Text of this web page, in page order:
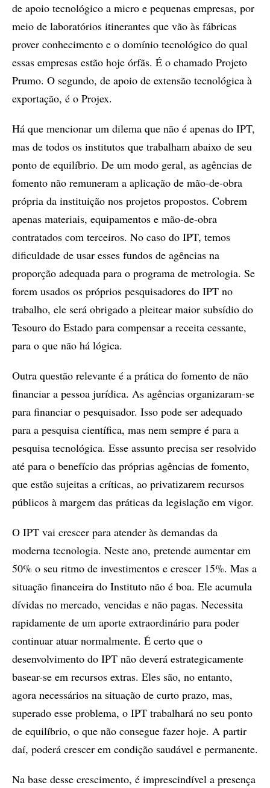
de apoio tecnológico a micro e pequenas empresas, por
meio de laboratórios itinerantes que vão às fábricas
prover conhecimento e o domínio tecnológico do qual
essas empresas estão hoje órfãs. É o chamado Projeto
Prumo. O segundo, de apoio de extensão tecnológica à
exportação, é o Projex.
Há que mencionar um dilema que não é apenas do IPT,
mas de todos os institutos que trabalham abaixo de seu
ponto de equilíbrio. De um modo geral, as agências de
fomento não remuneram a aplicação de mão-de-obra
própria da instituição nos projetos propostos. Cobrem
apenas materiais, equipamentos e mão-de-obra
contratados com terceiros. No caso do IPT, temos
dificuldade de usar esses fundos de agências na
proporção adequada para o programa de metrologia. Se
forem usados os próprios pesquisadores do IPT no
trabalho, ele será obrigado a pleitear maior subsídio do
Tesouro do Estado para compensar a receita cessante,
para o que não há lógica.
Outra questão relevante é a prática do fomento de não
financiar a pessoa jurídica. As agências organizaram-se
para financiar o pesquisador. Isso pode ser adequado
para a pesquisa científica, mas nem sempre é para a
pesquisa tecnológica. Esse assunto precisa ser resolvido
até para o benefício das próprias agências de fomento,
que estão sujeitas a críticas, ao privatizarem recursos
públicos à margem das práticas da legislação em vigor.
O IPT vai crescer para atender às demandas da
moderna tecnologia. Neste ano, pretende aumentar em
50% o seu ritmo de investimentos e crescer 15%. Mas a
situação financeira do Instituto não é boa. Ele acumula
dívidas no mercado, vencidas e não pagas. Necessita
rapidamente de um aporte extraordinário para poder
continuar atuar normalmente. É certo que o
desenvolvimento do IPT não deverá estrategicamente
basear-se em recursos extras. Eles são, no entanto,
agora necessários na situação de curto prazo, mas,
superado esse problema, o IPT trabalhará no seu ponto
de equilíbrio, o que não consegue fazer hoje. A partir
daí, poderá crescer em condição saudável e permanente.
Na base desse crescimento, é imprescindível a presença